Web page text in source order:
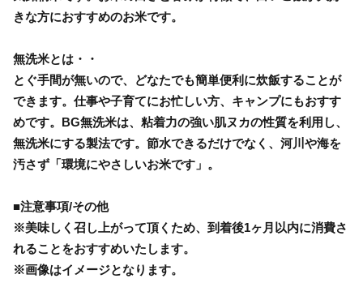
きな方におすすめのお米です。
無洗米とは・・
とぐ手間が無いので、どなたでも簡単便利に炊飯することが
できます。仕事や子育てにお忙しい方、キャンプにもおすす
めです。BG無洗米は、粘着力の強い肌ヌカの性質を利用し、
無洗米にする製法です。節水できるだけでなく、河川や海を
汚さず「環境にやさしいお米です」。
■注意事項/その他
※美味しく召し上がって頂くため、到着後1ヶ月以内に消費さ
れることをおすすめいたします。
※画像はイメージとなります。